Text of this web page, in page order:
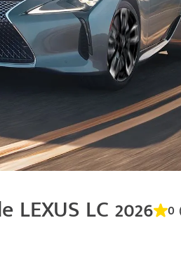
LEXUS LC 2026 0